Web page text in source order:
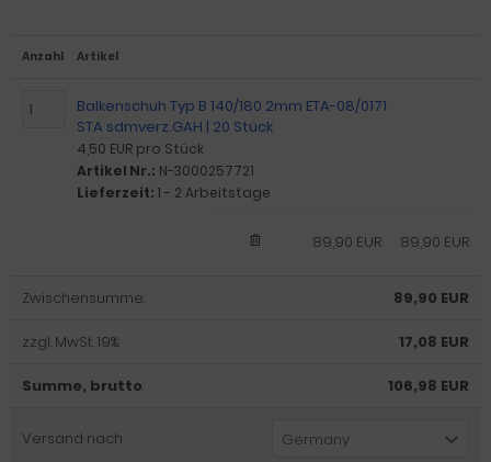
Anzahl Artikel
Balkenschuh Typ B 140/180 2mm ETA-08/0171
STA sdmverz.GAH | 20 Stück
4,50 EUR pro Stück
Artikel Nr.: N-3000257721
Lieferzeit: 1 - 2 Arbeitstage
89,90 EUR
89,90 EUR
Zwischensumme: 89,90 EUR
zzgl. MwSt. 19%: 17,08 EUR
Summe, brutto: 106,98 EUR
Versand nach
Germany